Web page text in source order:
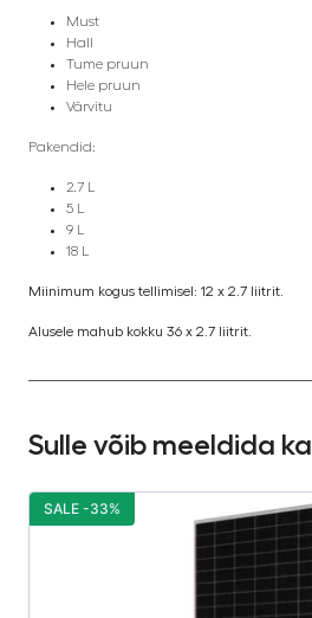
Must
Hall
Tume pruun
Hele pruun
Värvitu
Pakendid:
2.7 L
5 L
9 L
18 L
Miinimum kogus tellimisel: 12 x 2.7 liitrit.
Alusele mahub kokku 36 x 2.7 liitrit.
Sulle võib meeldida ka
SALE -33%